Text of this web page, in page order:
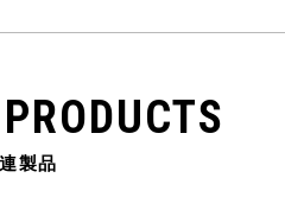
PRODUCTS
製品